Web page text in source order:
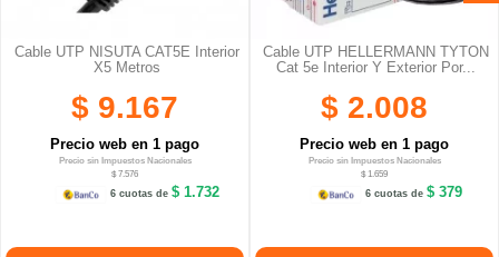
Cable UTP NISUTA CAT5E Interior
X5 Metros
$ 9.167
Precio web en 1 pago
Precio sin Impuestos Nacionales
$ 7.576
6 cuotas de $ 1.732
Cable UTP HELLERMANN TYTON
Cat 5e Interior Y Exterior Por...
$ 2.008
Precio web en 1 pago
Precio sin Impuestos Nacionales
$ 1.659
6 cuotas de$ 379